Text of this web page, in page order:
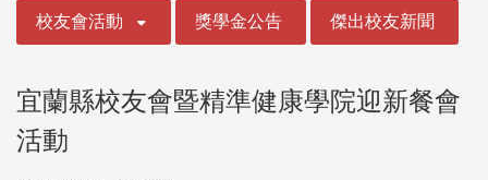
校友會活動 獎學金公告 傑出校友新聞
宜蘭縣校友會暨精準健康學院迎新餐會
活動